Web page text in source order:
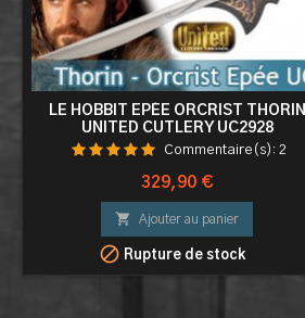
LE HOBBIT EPÉE ORCRIST THORIN
UNITED CUTLERY UC2928
Commentaire(s): 2
Prix
329,90 €
 Ajouter au panier
 Rupture de stock